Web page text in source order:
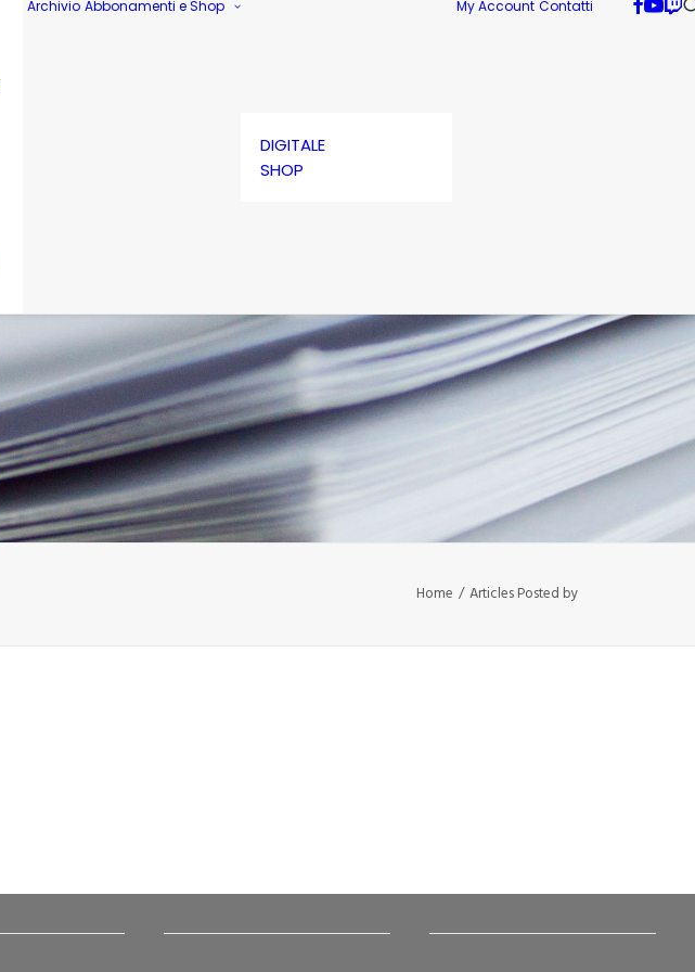
Archivio Abbonamenti e Shop
DIGITALE
SHOP
My Account Contatti
Home Articles Posted by